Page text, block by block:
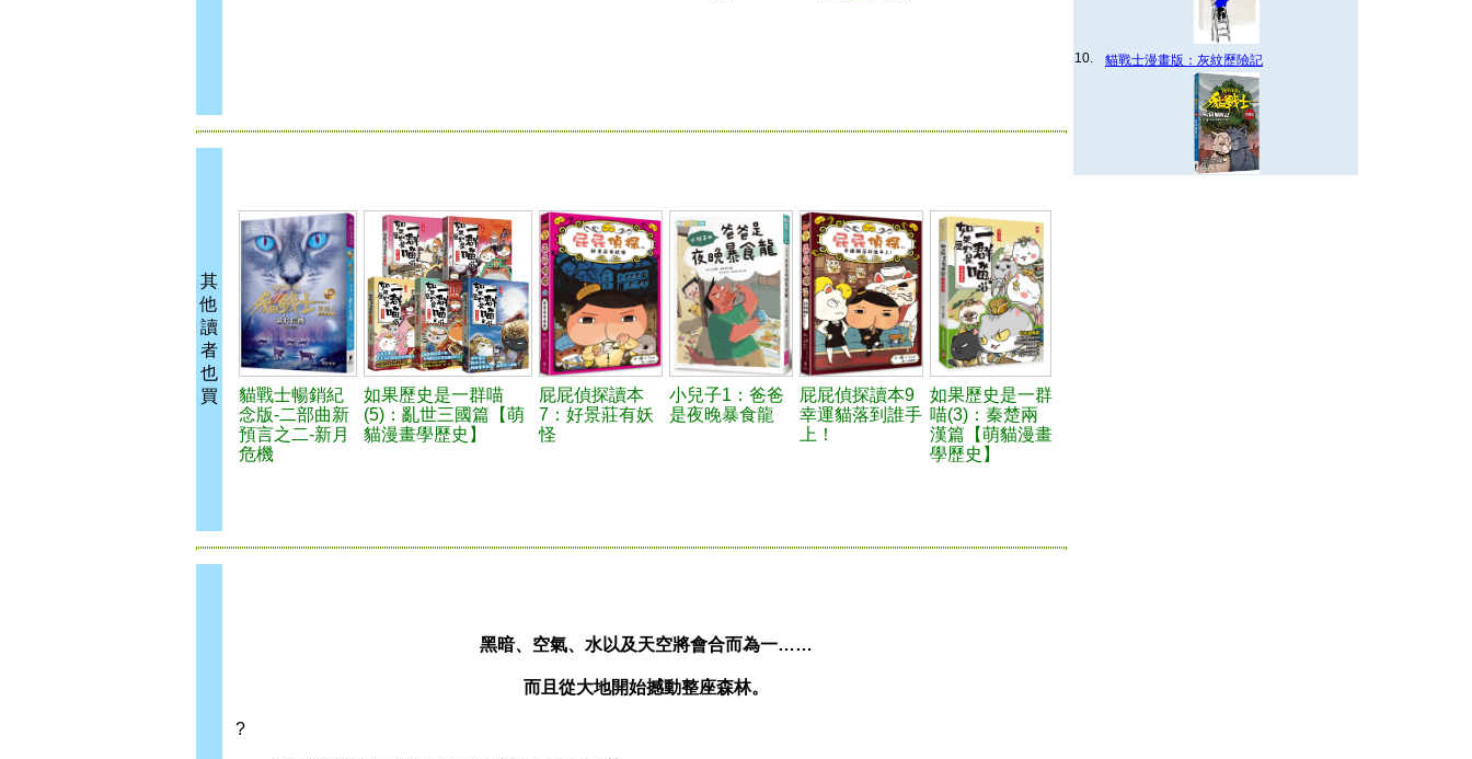
其
他
讀
者
也
買
貓戰士暢銷紀
念版-二部曲新
預言之二-新月
危機
如果歷史是一群喵
(5)：亂世三國篇【萌
貓漫畫學歷史】
屁屁偵探讀本
7：好景莊有妖
怪
小兒子1：爸爸
是夜晚暴食龍
屁屁偵探讀本9
幸運貓落到誰手
上！
如果歷史是一群
喵(3)：秦楚兩
漢篇【萌貓漫畫
學歷史】
黑暗、空氣、水以及天空將會合而為一……
而且從大地開始撼動整座森林。
?
10. 貓戰士漫畫版：灰紋歷險記